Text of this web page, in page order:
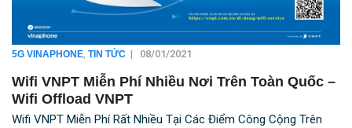
5G VINAPHONE TIN TỨC | 08/01/2021
Wifi VNPT Miễn Phí Nhiều Nơi Trên Toàn Quốc –
Wifi Offload VNPT
Wifi VNPT Miễn Phí Rất Nhiều Tại Các Điểm Công Cộng Trên